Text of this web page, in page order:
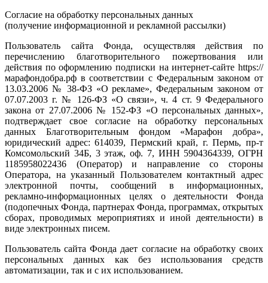
Согласие на обработку персональных данных
(получение информационной и рекламной рассылки)
Пользователь сайта Фонда, осуществляя действия по
перечислению благотворительного пожертвования или
действия по оформлению подписки на интернет-сайте https://
марафондобра.рф в соответствии с Федеральным законом от
13.03.2006 № 38-ФЗ «О рекламе», Федеральным законом от
07.07.2003 г. № 126-ФЗ «О связи», ч. 4 ст. 9 Федерального
закона от 27.07.2006 № 152-ФЗ «О персональных данных»,
подтверждает свое согласие на обработку персональных
данных Благотворительным фондом «Марафон добра»,
юридический адрес: 614039, Пермский край, г. Пермь, пр-т
Комсомольский 34Б, 3 этаж, оф. 7, ИНН 5904364339, ОГРН
1185958022436 (Оператор) и направление со стороны
Оператора, на указанный Пользователем контактный адрес
электронной почты, сообщений в информационных,
рекламно-информационных целях о деятельности Фонда
(подопечных Фонда, партнерах Фонда, программах, открытых
сборах, проводимых мероприятиях и иной деятельности) в
виде электронных писем.
Пользователь сайта Фонда дает согласие на обработку своих
персональных данных как без использования средств
автоматизации, так и с их использованием.